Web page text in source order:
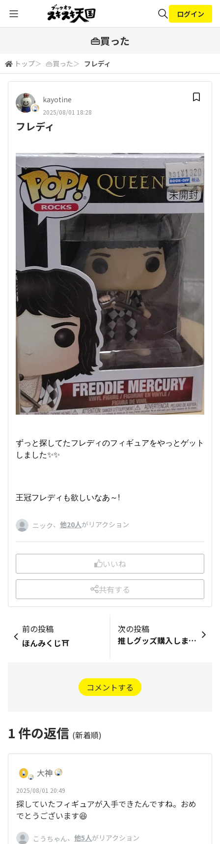
検索
ログイン
👜買った
トップ＞ 👜買った＞ フレディ
kayotine
2025/08/01 18:28
フレディ
ずっと探してたフレディのフィギュアをやっとゲット
しました✨✨
王冠フレディも欲しいなあ～!
ニック、 他20人がリアクション
いいね
共有する
前の投稿
ほんみくじ⛩️
次の投稿
推しグッズ購入しました‼️
コメントする
1 件の返信 (新着順)
大神
2025/08/01 20:49
探していたフィギュアが入手できたんですね。おめ
でとうございます😆
こうちゃん、 他5人がリアクション